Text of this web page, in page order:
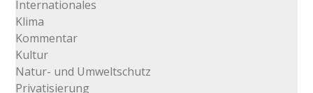
Internationales
Klima
Kommentar
Kultur
Natur- und Umweltschutz
Privatisierung